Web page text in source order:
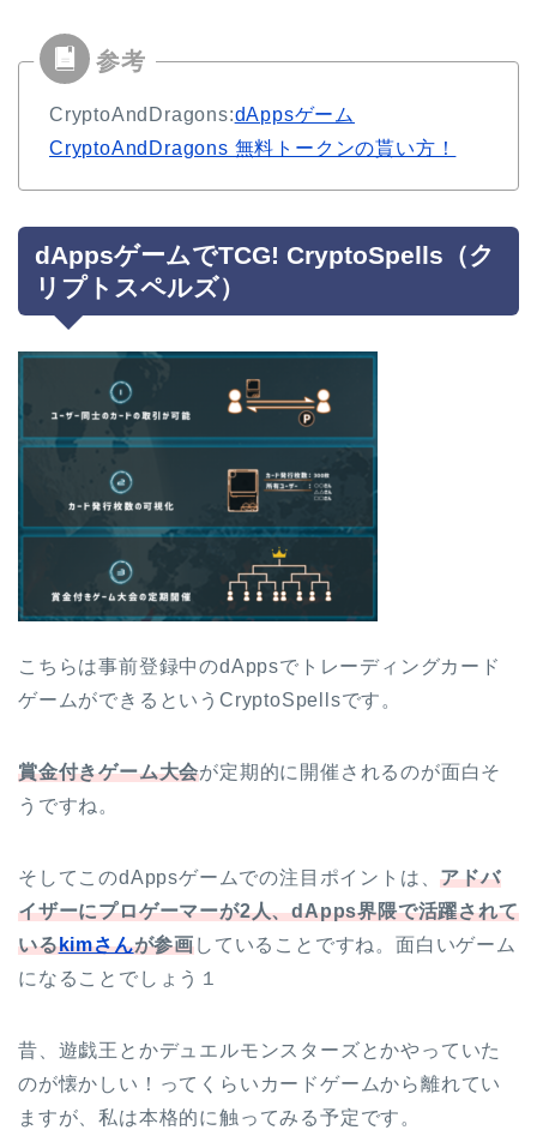
CryptoAndDragons:dAppsゲーム
CryptoAndDragons 無料トークンの貰い方！
dAppsゲームでTCG! CryptoSpells（ク
リプトスペルズ）
こちらは事前登録中のdAppsでトレーディングカード
ゲームができるというCryptoSpellsです。
賞金付きゲーム大会が定期的に開催されるのが面白そ
うですね。
そしてこのdAppsゲームでの注目ポイントは、アドバ
イザーにプロゲーマーが2人、dApps界隈で活躍されて
いるkimさんが参画していることですね。面白いゲーム
になることでしょう１
昔、遊戯王とかデュエルモンスターズとかやっていた
のが懐かしい！ってくらいカードゲームから離れてい
ますが、私は本格的に触ってみる予定です。